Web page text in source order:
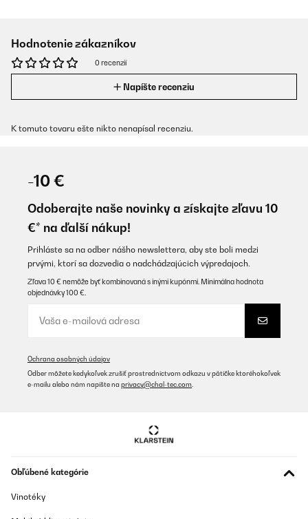
Hodnotenie zákazníkov
0 recenzií
Napíšte recenziu
K tomuto tovaru ešte nikto nenapísal recenziu.
-10 €
Odoberajte naše novinky a získajte zľavu 10
€* na ďalší nákup!
Prihláste sa na odber nášho newslettera, aby ste boli medzi
prvými, ktorí sa dozvedia o nadchádzajúcich výpredajoch.
Zľava 10 € nemôže byť kombinovaná s inými kupónmi. Minimálna hodnota
objednávky 100 €.
Ochrana osobných údajov
Odber môžete kedykoľvek zrušiť prostredníctvom odkazu v pätičke ktoréhokoľvek
e-mailu alebo nám napíšte na privacy@chal-tec.com
Obľúbené kategórie
Vinotéky